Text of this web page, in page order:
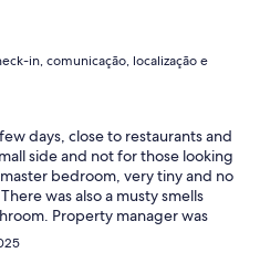
in, comunicação, localização e
days, close to restaurants and
side and not for those looking
bedroom, very tiny and no
was also a musty smells
Property manager was
recommend this for a